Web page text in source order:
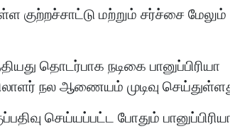
குற்றச்சாட்டு மற்றும் சர்ச்சை மேலும்
தொடர்பாக நடிகை பானுப்பிரியா
நல ஆணையம் முடிவு
செய்யப்பட்ட போதும்